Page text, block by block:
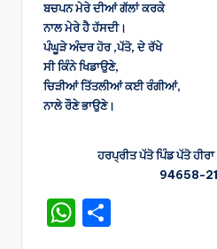
ਬਚਪਨ ਮੇਰੇ ਦੀਆਂ ਗੱਲਾਂ ਕਰਕੇ
ਨਾਲ ਮੇਰੇ ਹੈ ਹੱਸਦੀ।
ਪੰਘੂੜੇ ਅੰਦਰ ਹੋਰ ,ਪੱਤੋ, ਦੇ ਰੱਖੇ
ਸੀ ਕਿੰਨੇ ਖਿਡਾਉਣੇ,
ਚਿੜੀਆਂ ਤਿੱਤਲੀਆਂ ਕਈ ਰੰਗੀਆਂ,
ਨਾਲੇ ਰੌਣੇ ਭਾਉਣੇ।
ਹਰਪ੍ਰੀਤ ਪੱਤੋ ਪਿੰਡ ਪੱਤੋ
94658-
W